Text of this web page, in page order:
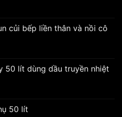
củi bếp liền thân và nồi cô
50 lít dùng dầu truyền nhiệt
50 lít